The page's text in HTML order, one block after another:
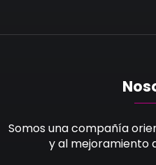
Somos una compañía
y al mejoramiento